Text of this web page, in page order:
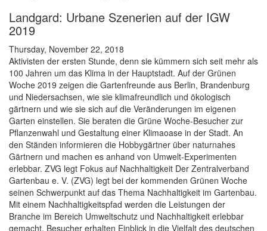
Landgard: Urbane Szenerien auf der IGW
2019
Thursday, November 22, 2018
Aktivisten der ersten Stunde, denn sie kümmern sich seit mehr als
100 Jahren um das Klima in der Hauptstadt. Auf der Grünen
Woche 2019 zeigen die Gartenfreunde aus Berlin, Brandenburg
und Niedersachsen, wie sie klimafreundlich und ökologisch
gärtnern und wie sie sich auf die Veränderungen im eigenen
Garten einstellen. Sie beraten die Grüne Woche-Besucher zur
Pflanzenwahl und Gestaltung einer Klimaoase in der Stadt. An
den Ständen informieren die Hobbygärtner über naturnahes
Gärtnern und machen es anhand von Umwelt-Experimenten
erlebbar. ZVG legt Fokus auf Nachhaltigkeit Der Zentralverband
Gartenbau e. V. (ZVG) legt bei der kommenden Grünen Woche
seinen Schwerpunkt auf das Thema Nachhaltigkeit im Gartenbau.
Mit einem Nachhaltigkeitspfad werden die Leistungen der
Branche im Bereich Umweltschutz und Nachhaltigkeit erlebbar
gemacht. Besucher erhalten Einblick in die Vielfalt des deutschen